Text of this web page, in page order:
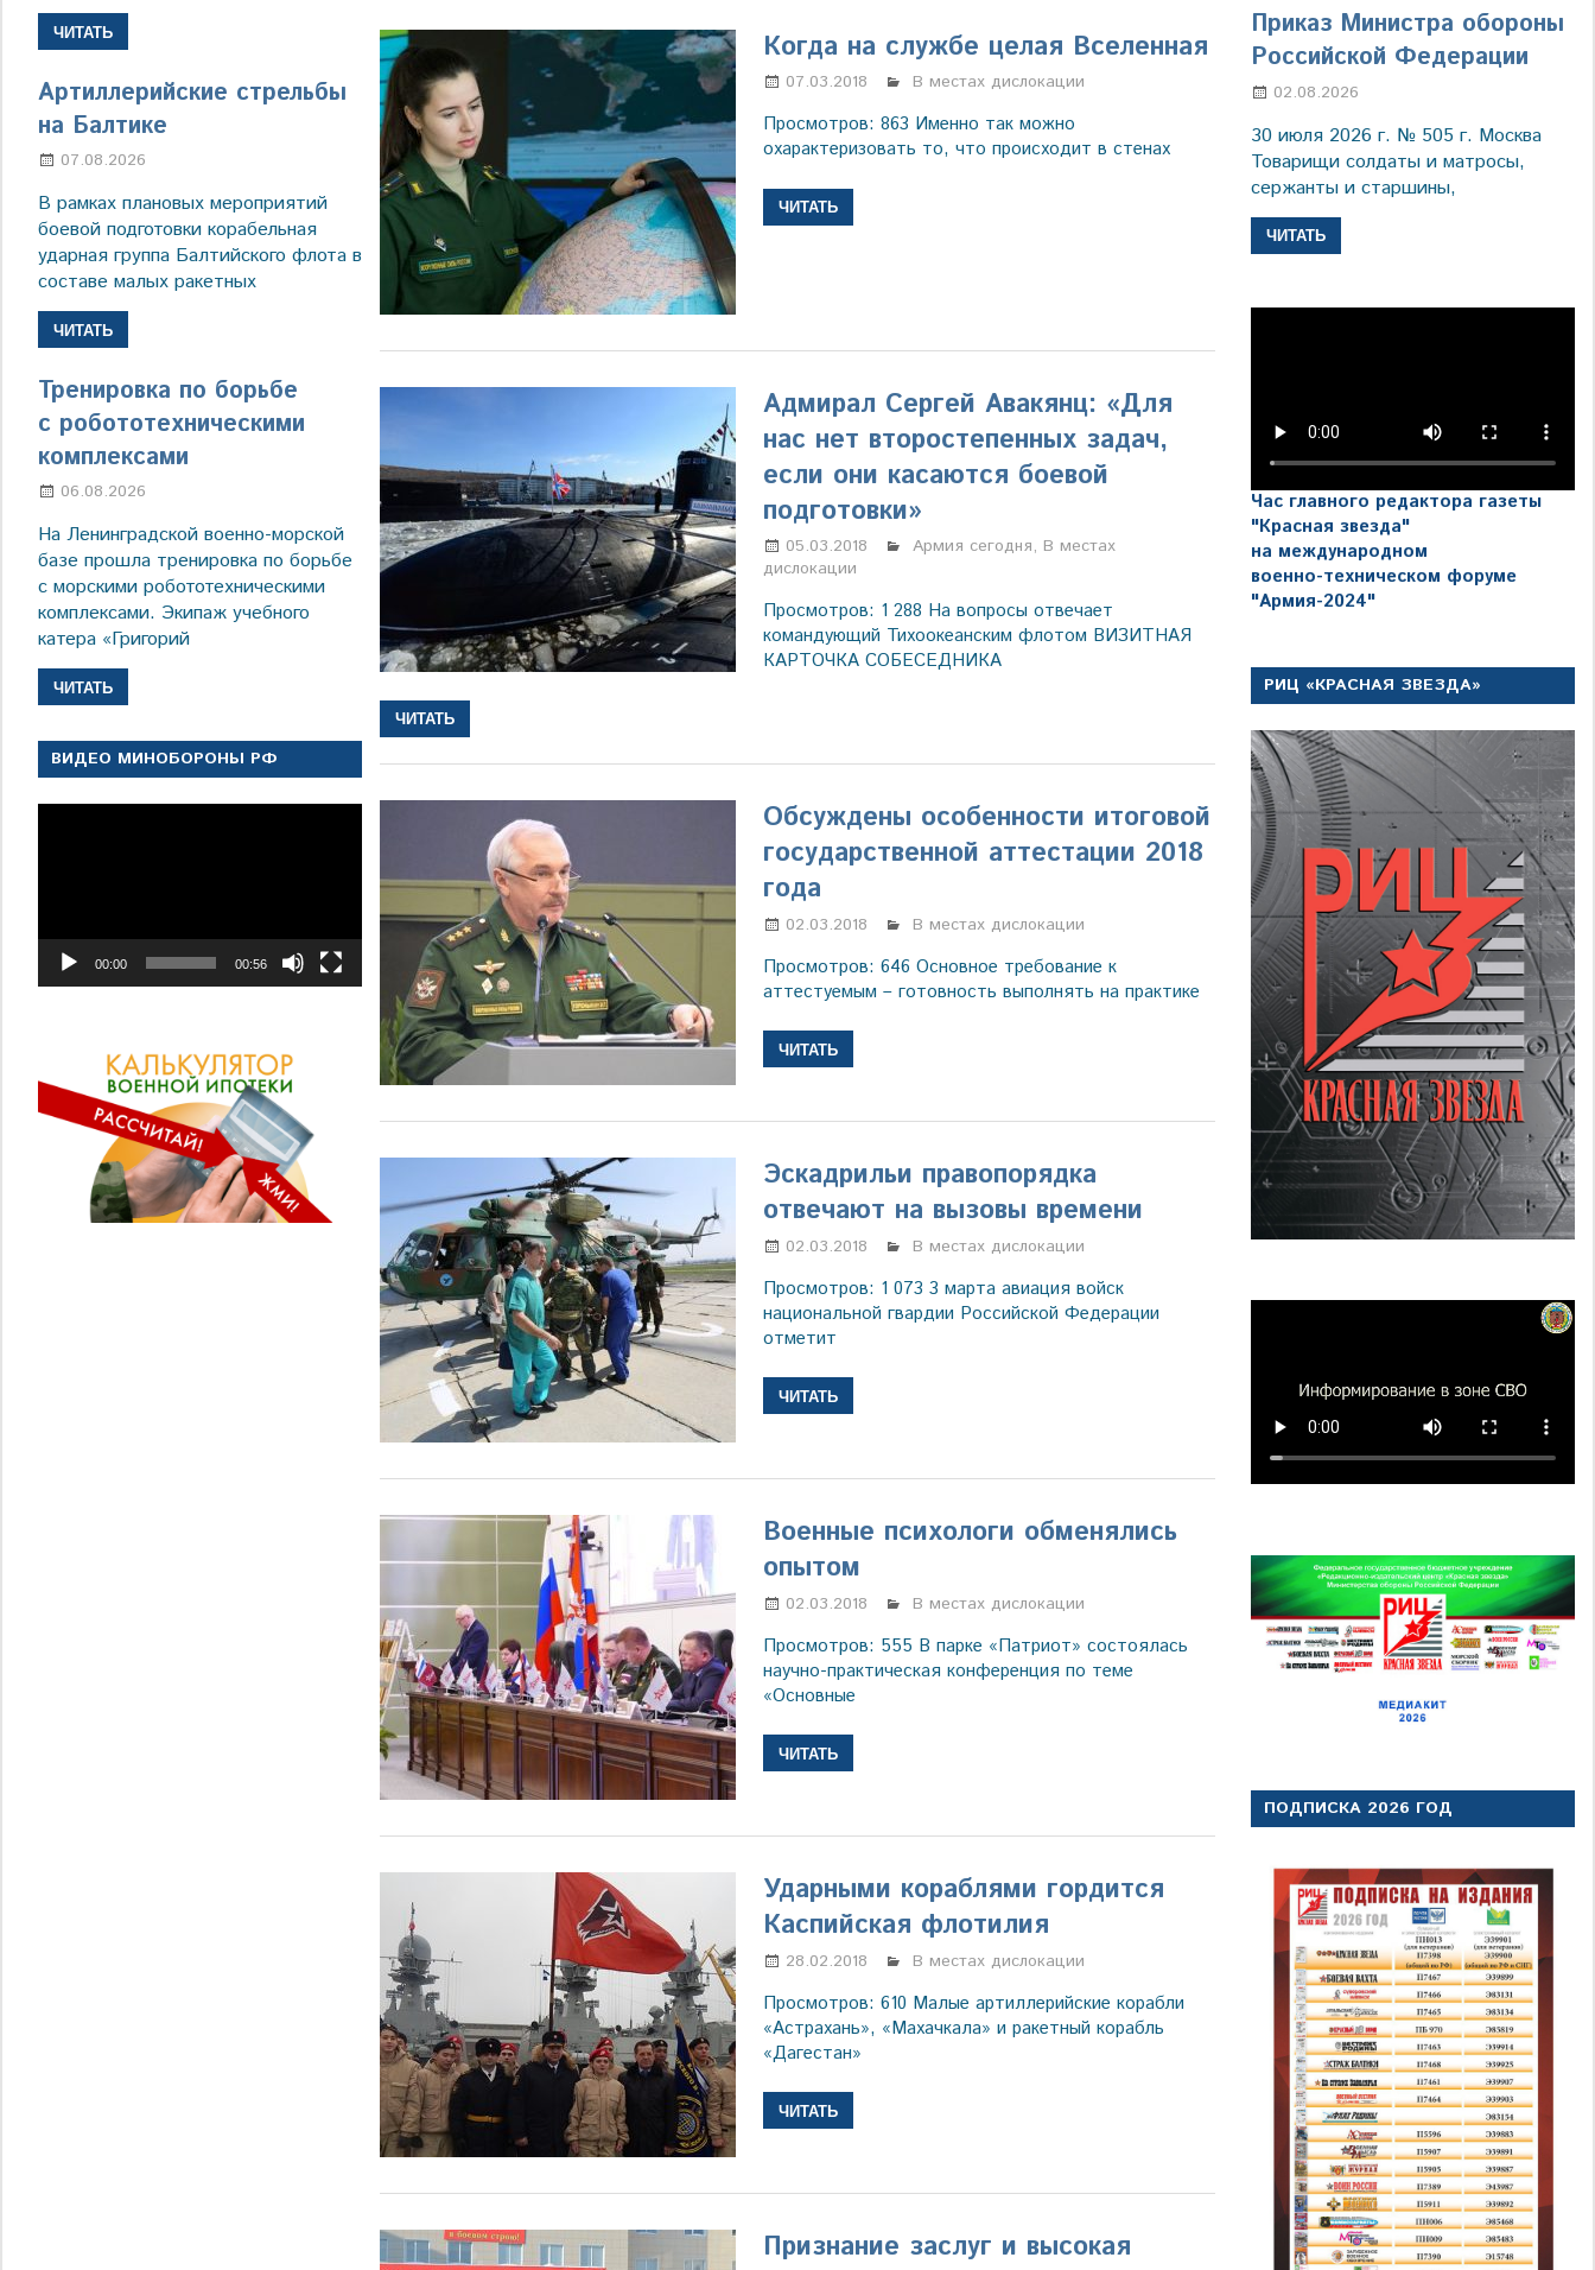
Когда на службе целая Вселенная
07.03.2018 Марина Щербакова
В местах дислокации
Просмотров: 863 Именно так можно
охарактеризовать то, что происходит в стенах
ЧИТАТЬ
Адмирал Сергей Авакянц: «Для
нас нет второстепенных задач,
если они касаются боевой
подготовки»
05.03.2018 Марина Щербакова
Армия сегодня, В местах
дислокации
Просмотров: 1 288 На вопросы отвечает
командующий Тихоокеанским флотом ВИЗИТНАЯ
КАРТОЧКА СОБЕСЕДНИКА
ЧИТАТЬ
Обсуждены особенности итоговой
государственной аттестации 2018
года
02.03.2018 Марина Щербакова
В местах дислокации
Просмотров: 646 Основное требование к
аттестуемым – готовность выполнять на практике
ЧИТАТЬ
Эскадрильи правопорядка
отвечают на вызовы времени
02.03.2018 Марина Щербакова
В местах дислокации
Просмотров: 1 073 3 марта авиация войск
национальной гвардии Российской Федерации
отметит
ЧИТАТЬ
Военные психологи обменялись
опытом
02.03.2018 Марина Щербакова
В местах дислокации
Просмотров: 555 В парке «Патриот» состоялась
научно-практическая конференция по теме
«Основные
ЧИТАТЬ
Ударными кораблями гордится
Каспийская флотилия
28.02.2018 Марина Щербакова
В местах дислокации
Просмотров: 610 Малые артиллерийские корабли
«Астрахань», «Махачкала» и ракетный корабль
«Дагестан»
ЧИТАТЬ
Признание заслуг и высокая
ЧИТАТЬ
Артиллерийские стрельбы
на Балтике
07.08.2026
В рамках плановых мероприятий
боевой подготовки корабельная
ударная группа Балтийского флота в
составе малых ракетных
ЧИТАТЬ
Тренировка по борьбе
с робототехническими
комплексами
06.08.2026
На Ленинградской военно-морской
базе прошла тренировка по борьбе
с морскими робототехническими
комплексами. Экипаж учебного
катера «Григорий
ЧИТАТЬ
ВИДЕО МИНОБОРОНЫ РФ
00:00 00:56
Приказ Министра обороны
Российской Федерации
02.08.2026
30 июля 2026 г. № 505 г. Москва
Товарищи солдаты и матросы,
сержанты и старшины,
ЧИТАТЬ
Час главного редактора газеты
"Красная звезда"
на международном
военно-техническом форуме
"Армия-2024"
РИЦ «КРАСНАЯ ЗВЕЗДА»
ПОДПИСКА 2026 ГОД